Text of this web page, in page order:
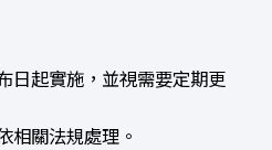
日起實施，並視需要定期更
相關法規處理。